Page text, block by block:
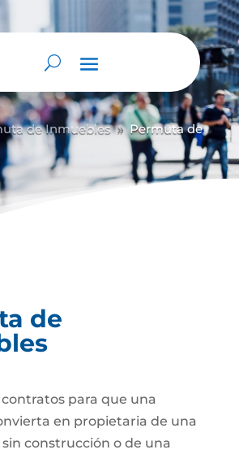
de Inmuebles 9 Permuta de
de
contratos para que una
en propietaria de una
construcción o de una